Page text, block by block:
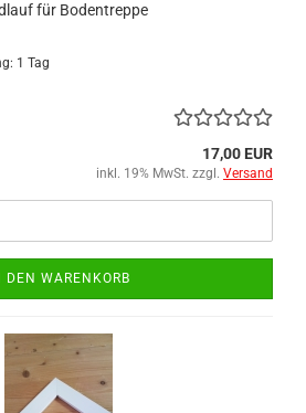
für Bodentreppe
1 Tag
17,00 EUR
inkl. 19% MwSt. zzgl. Versand
DEN WARENKORB